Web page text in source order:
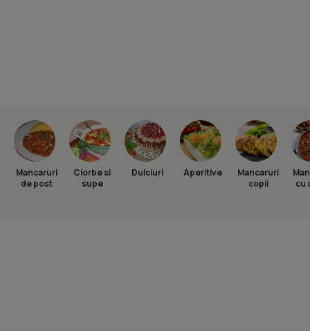
Mancaruri
de post
Ciorbe si
supe
Dulciuri Aperitive
Mancaruri
copii
cu